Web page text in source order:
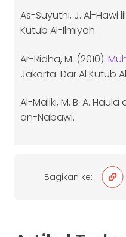
As-Suyuthi, J. Al-Hawi
Kutub Al-Ilmiyah.
Ar-Ridha, M. (2010).
Jakarta: Dar Al Kutub
Al-Maliki, M. B. A.
an-Nabawi.
Bagikan ke: